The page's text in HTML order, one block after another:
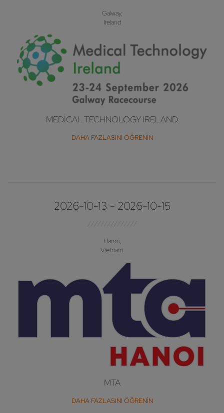
Galway,
Ireland
MEDICAL TECHNOLOGY IRELAND
DAHA FAZLASINI ÖĞRENIN
2026-10-13 - 2026-10-15
Hanoi,
Vietnam
MTA
DAHA FAZLASINI ÖĞRENIN